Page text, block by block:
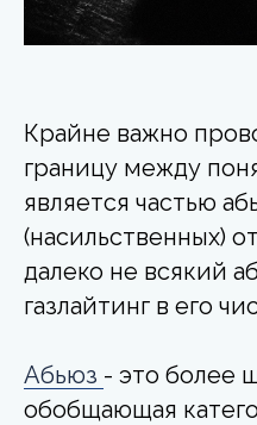
Крайне важно
границу между
является частью
(насильственных)
далеко не всякий
газлайтинг в его
Абьюз - это более
обобщающая